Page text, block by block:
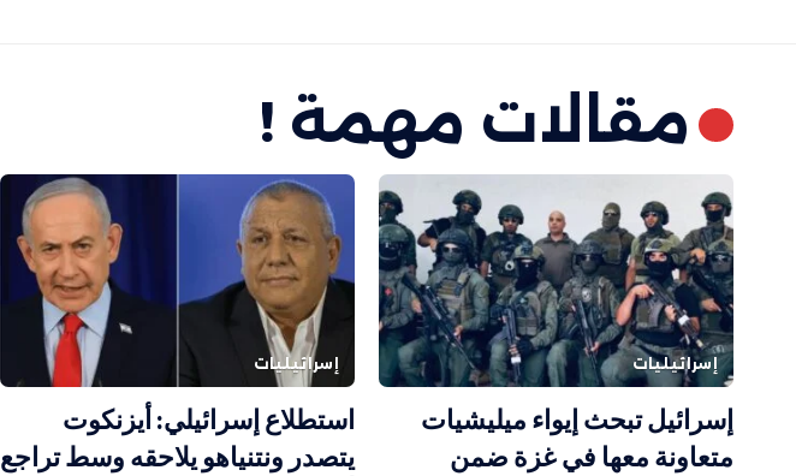
مقالات مهمة !
إسرائيليات
إسرائيل تبحث إيواء ميليشيات
متعاونة معها في غزة ضمن
إسرائيليات
استطلاع إسرائيلي: أيزنكوت
يتصدر ونتنياهو يلاحقه وسط تراجع